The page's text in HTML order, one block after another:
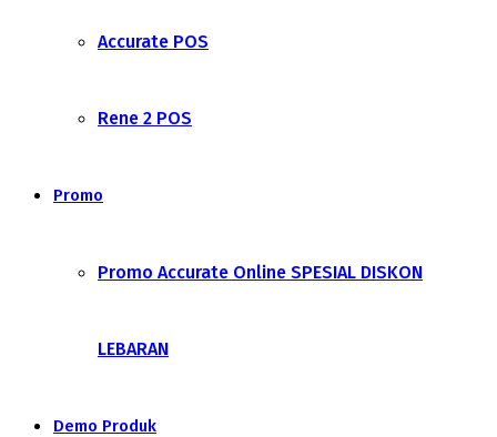
Accurate POS
Rene 2 POS
Promo
Promo Accurate Online SPESIAL DISKON
LEBARAN
Demo Produk